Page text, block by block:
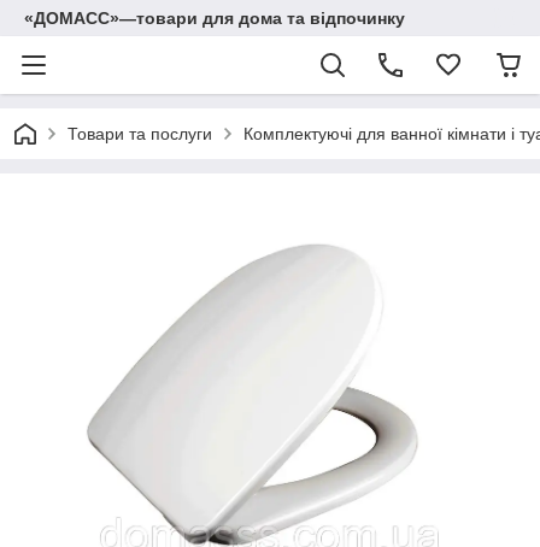
«ДОМАСС»—товари для дома та відпочинку
Товари та послуги Комплектуючі для ванної кімнати і